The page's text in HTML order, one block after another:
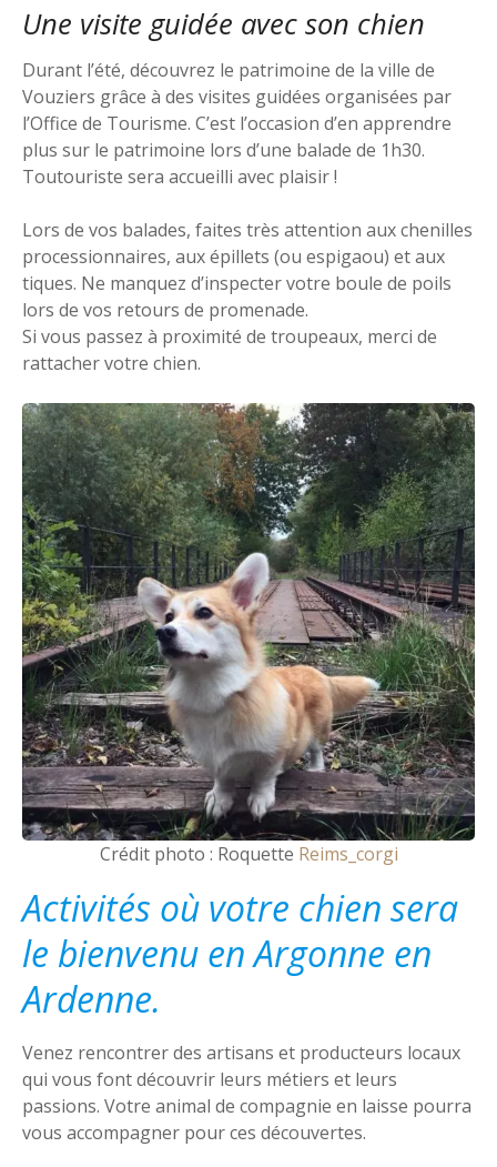
Une visite guidée avec son chien
Durant l’été, découvrez le patrimoine de la ville de
Vouziers grâce à des visites guidées organisées par
l’Office de Tourisme. C’est l’occasion d’en apprendre
plus sur le patrimoine lors d’une balade de 1h30.
Toutouriste sera accueilli avec plaisir !
Lors de vos balades, faites très attention aux chenilles
processionnaires, aux épillets (ou espigaou) et aux
tiques. Ne manquez d’inspecter votre boule de poils
lors de vos retours de promenade.
Si vous passez à proximité de troupeaux, merci de
rattacher votre chien.
Crédit photo : Roquette Reims_corgi
Activités où votre chien sera
le bienvenu en Argonne en
Ardenne.
Venez rencontrer des artisans et producteurs locaux
qui vous font découvrir leurs métiers et leurs
passions. Votre animal de compagnie en laisse pourra
vous accompagner pour ces découvertes.